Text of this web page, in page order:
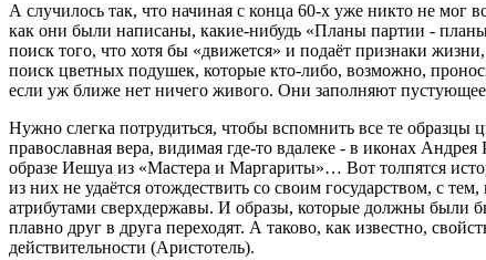
А случилось так, что начиная с конца 60‑х уже никто не мог
как они были написаны, какие‑нибудь «Планы партии -
поиск того, что хотя бы «движется» и подаёт признаки
поиск цветных подушек, которые кто‑либо, возможно,
если уж ближе нет ничего живого. Они заполняют пустующее
Нужно слегка потрудиться, чтобы вспомнить все те
православная вера, видимая где‑то вдалеке - в иконах
образе Иешуа из «Мастера и Маргариты»… Вот толпятся
из них не удаётся отождествить со своим государством, с
атрибутами сверхдержавы. И образы, которые должны были
плавно друг в друга переходят. А таково, как известно,
действительности (Аристотель).